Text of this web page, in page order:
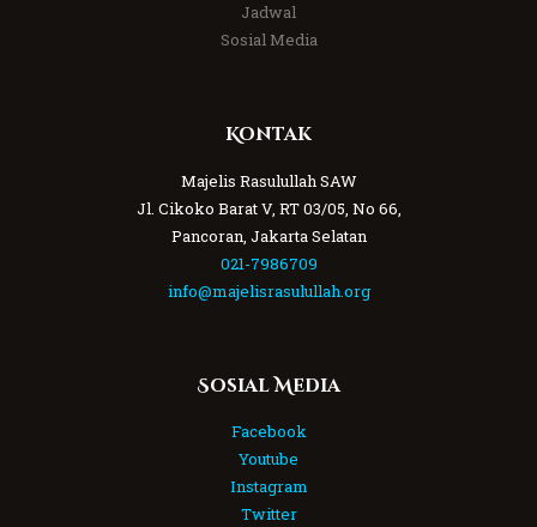
Jadwal
Sosial Media
Kontak
Majelis Rasulullah SAW
Jl. Cikoko Barat V, RT 03/05, No 66,
Pancoran, Jakarta Selatan
021-7986709
info@majelisrasulullah.org
Sosial Media
Facebook
Youtube
Instagram
Twitter